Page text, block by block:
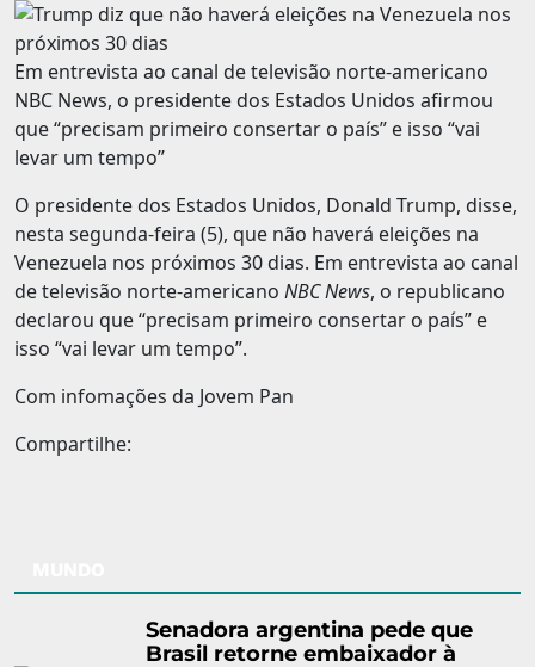
Em entrevista ao canal de televisão norte-americano
NBC News, o presidente dos Estados Unidos afirmou
que “precisam primeiro consertar o país” e isso “vai
levar um tempo”
O presidente dos Estados Unidos, Donald Trump, disse,
nesta segunda-feira (5), que não haverá eleições na
Venezuela nos próximos 30 dias. Em entrevista ao canal
de televisão norte-americano NBC News, o republicano
declarou que “precisam primeiro consertar o país” e
isso “vai levar um tempo”.
Com infomações da Jovem Pan
Compartilhe:
Senadora argentina pede que
Brasil retorne embaixador à